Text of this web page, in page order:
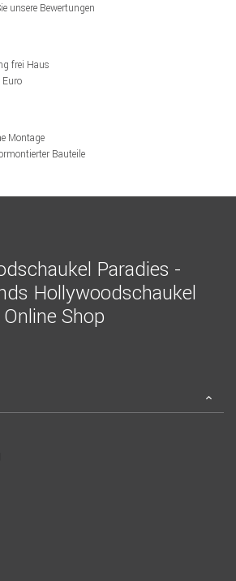
unsere Bewertungen
frei Haus
Montage
Bauteile
Paradies -
Hollywoodschaukel
Online Shop